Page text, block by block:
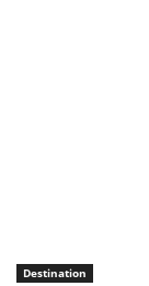
Destination